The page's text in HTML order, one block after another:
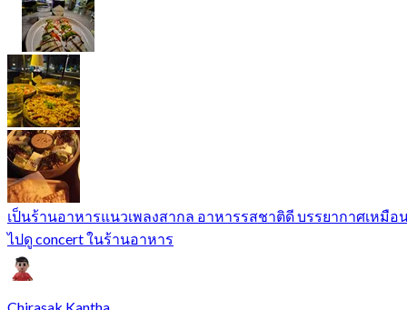
เป็นร้านอาหารแนวเพลงสากล อาหารรสชาติดี บรรยากาศเหมือ
ไปดู concert ในร้านอาหาร
Chirasak Kantha